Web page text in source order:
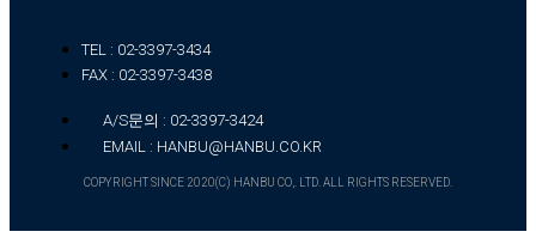
TEL : 02-3397-3434
FAX : 02-3397-3438
A/S문의 : 02-3397-3424
EMAIL : HANBU@HANBU.CO.KR
COPYRIGHT SINCE 2020(C) HANBU CO,. LTD. ALL RIGHTS RESERVED.